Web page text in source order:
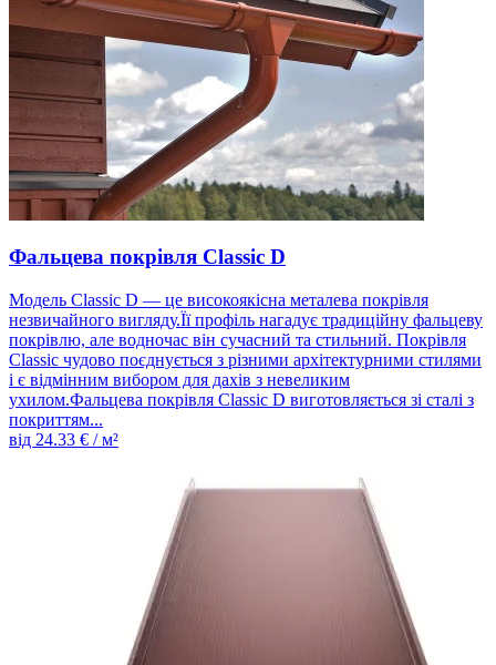
Фальцева покрівля Classic D
Модель Classic D — це високоякісна металева покрівля
незвичайного вигляду.Її профіль нагадує традиційну фальцеву
покрівлю, але водночас він сучасний та стильний. Покрівля
Classic чудово поєднується з різними архітектурними стилями
і є відмінним вибором для дахів з невеликим
ухилом.Фальцева покрівля Classic D виготовляється зі сталі з
покриттям...
від 24.33 € / м²